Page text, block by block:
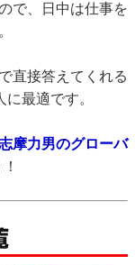
で、日中は仕事を
直接答えてくれる
最適です。
志摩力男のグローバ